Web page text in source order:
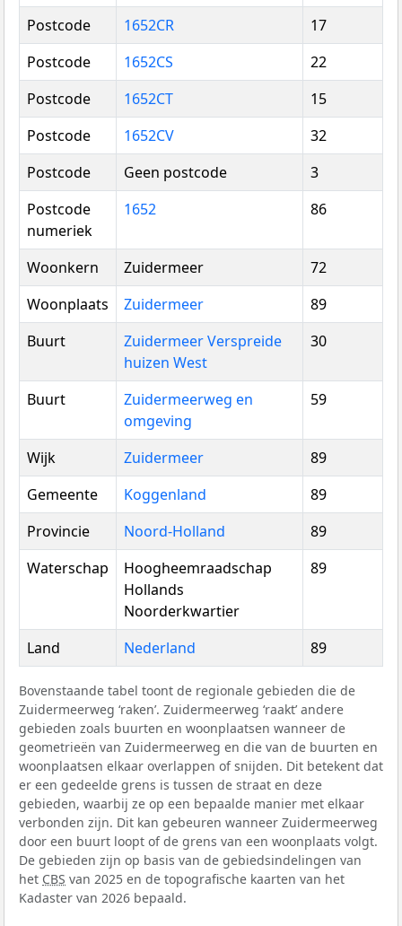
Postcode
1652CR
17
Postcode
1652CS
22
Postcode
1652CT
15
Postcode
1652CV
32
Postcode
Geen postcode
3
Postcode
numeriek
1652 86
Woonkern Zuidermeer
72
Woonplaats
Zuidermeer
89
Buurt
Zuidermeer Verspreide
huizen West
30
Buurt
Zuidermeerweg en
omgeving
59
Wijk Zuidermeer
89
Gemeente
Koggenland
89
Provincie
Noord-Holland
89
Waterschap
Hoogheemraadschap
Hollands
Noorderkwartier
89
Land Nederland 89
Bovenstaande tabel toont de regionale gebieden die de
Zuidermeerweg ‘raken’. Zuidermeerweg ‘raakt’ andere
gebieden zoals buurten en woonplaatsen wanneer de
geometrieën van Zuidermeerweg en die van de buurten en
woonplaatsen elkaar overlappen of snijden. Dit betekent dat
er een gedeelde grens is tussen de straat en deze
gebieden, waarbij ze op een bepaalde manier met elkaar
verbonden zijn. Dit kan gebeuren wanneer Zuidermeerweg
door een buurt loopt of de grens van een woonplaats volgt.
De gebieden zijn op basis van de gebiedsindelingen van
het CBS van 2025 en de topografische kaarten van het
Kadaster van 2026 bepaald.